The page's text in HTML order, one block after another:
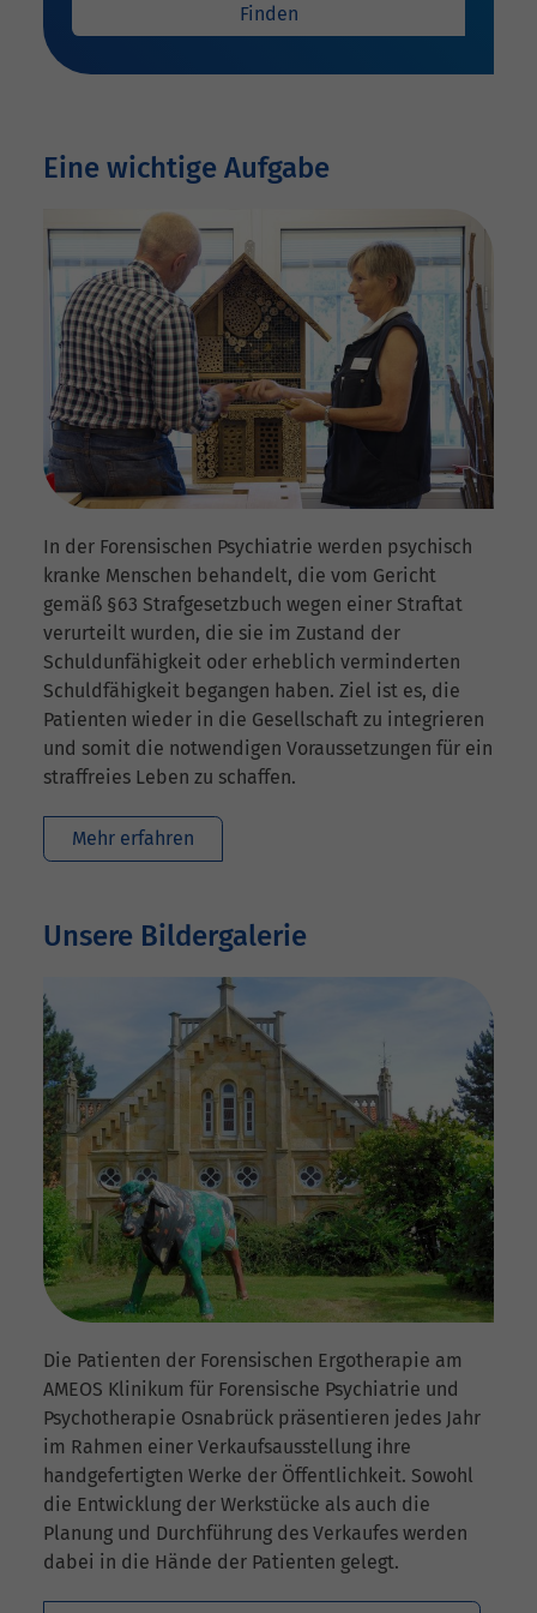
Finden
Eine wichtige Aufgabe
In der Forensischen Psychiatrie werden psychisch
kranke Menschen behandelt, die vom Gericht
gemäß §63 Strafgesetzbuch wegen einer Straftat
verurteilt wurden, die sie im Zustand der
Schuldunfähigkeit oder erheblich verminderten
Schuldfähigkeit begangen haben. Ziel ist es, die
Patienten wieder in die Gesellschaft zu integrieren
und somit die notwendigen Voraussetzungen für ein
straffreies Leben zu schaffen.
Mehr erfahren
Unsere Bildergalerie
Die Patienten der Forensischen Ergotherapie am
AMEOS Klinikum für Forensische Psychiatrie und
Psychotherapie Osnabrück präsentieren jedes Jahr
im Rahmen einer Verkaufsausstellung ihre
handgefertigten Werke der Öffentlichkeit. Sowohl
die Entwicklung der Werkstücke als auch die
Planung und Durchführung des Verkaufes werden
dabei in die Hände der Patienten gelegt.